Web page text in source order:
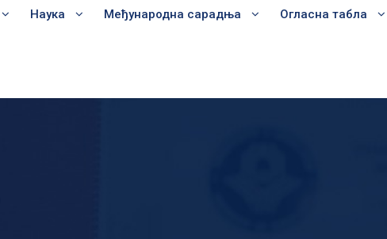
Наука Међународна сарадња Огласна табла